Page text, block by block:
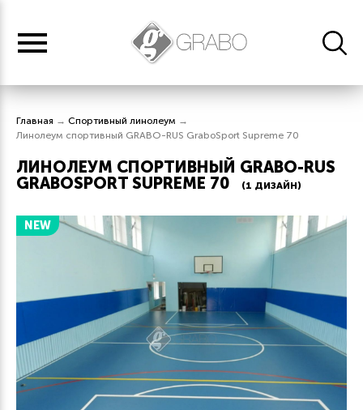
Главная → Спортивный линолеум →
Линолеум спортивный GRABO-RUS GraboSport Supreme 70
ЛИНОЛЕУМ СПОРТИВНЫЙ GRABO-RUS
GRABOSPORT SUPREME 70
(1 ДИЗАЙН)
NEW